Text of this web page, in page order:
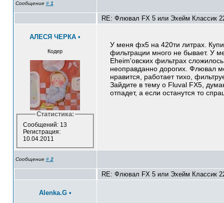
Сообщение # 1
RE: Флювал FX 5 или Эхейм Классик
АЛЕСЯ ЧЕРКА •
Кодер
Статистика:
Сообщений: 13
Регистрация:
10.04.2011
У меня фх5 на 420ти литрах.
фильтрации много не бывает. У
Eheim'овских фильтрах
неоправданно дорогих. Флювал
нравится, работает тихо,
Зайдите в тему о Fluval FX5,
отпадет, а если останутся то
Сообщение # 2
RE: Флювал FX 5 или Эхейм Классик
Alenka.G •